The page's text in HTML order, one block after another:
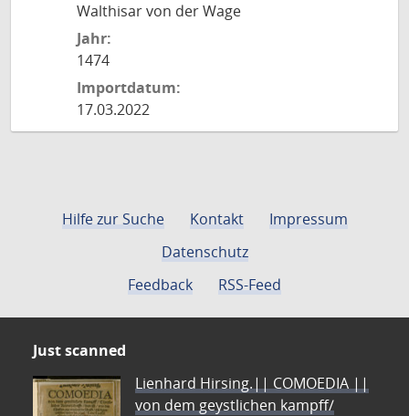
Walthisar von der Wage
Jahr:
1474
Importdatum:
17.03.2022
Hilfe zur Suche Kontakt
Impressum
Datenschutz
Feedback
RSS-Feed
Just scanned
Lienhard Hirsing.|| COMOEDIA ||
von dem geystlichen kampff/